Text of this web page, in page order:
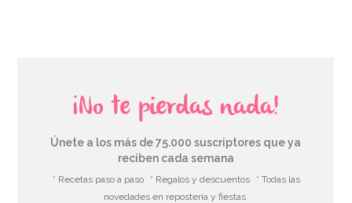
¡No te pierdas nada!
Únete a los más de 75.000 suscriptores que ya
reciben cada semana
* Recetas paso a paso * Regalos y descuentos
* Todas las
novedades en repostería y fiestas